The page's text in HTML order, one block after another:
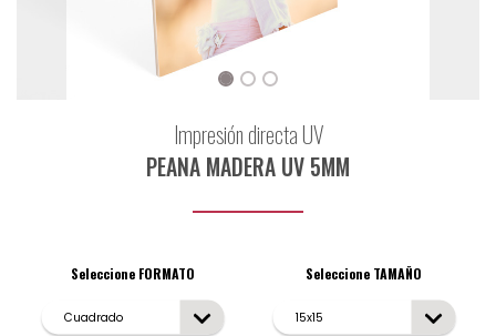
Impresión directa UV
PEANA MADERA UV 5MM
Seleccione FORMATO Seleccione TAMAÑO